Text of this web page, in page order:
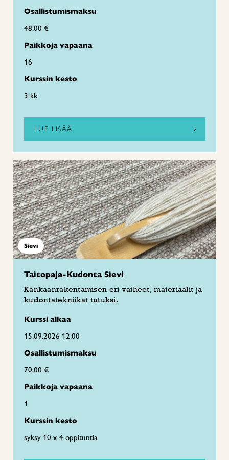
Osallistumismaksu
48,00 €
Paikkoja vapaana
16
Kurssin kesto
3 kk
LUE LISÄÄ
Sievi
Taitopaja-Kudonta Sievi
Kankaanrakentamisen eri vaiheet, materiaalit ja
kudontatekniikat tutuksi.
Kurssi alkaa
15.09.2026 12:00
Osallistumismaksu
70,00 €
Paikkoja vapaana
1
Kurssin kesto
syksy 10 x 4 oppituntia